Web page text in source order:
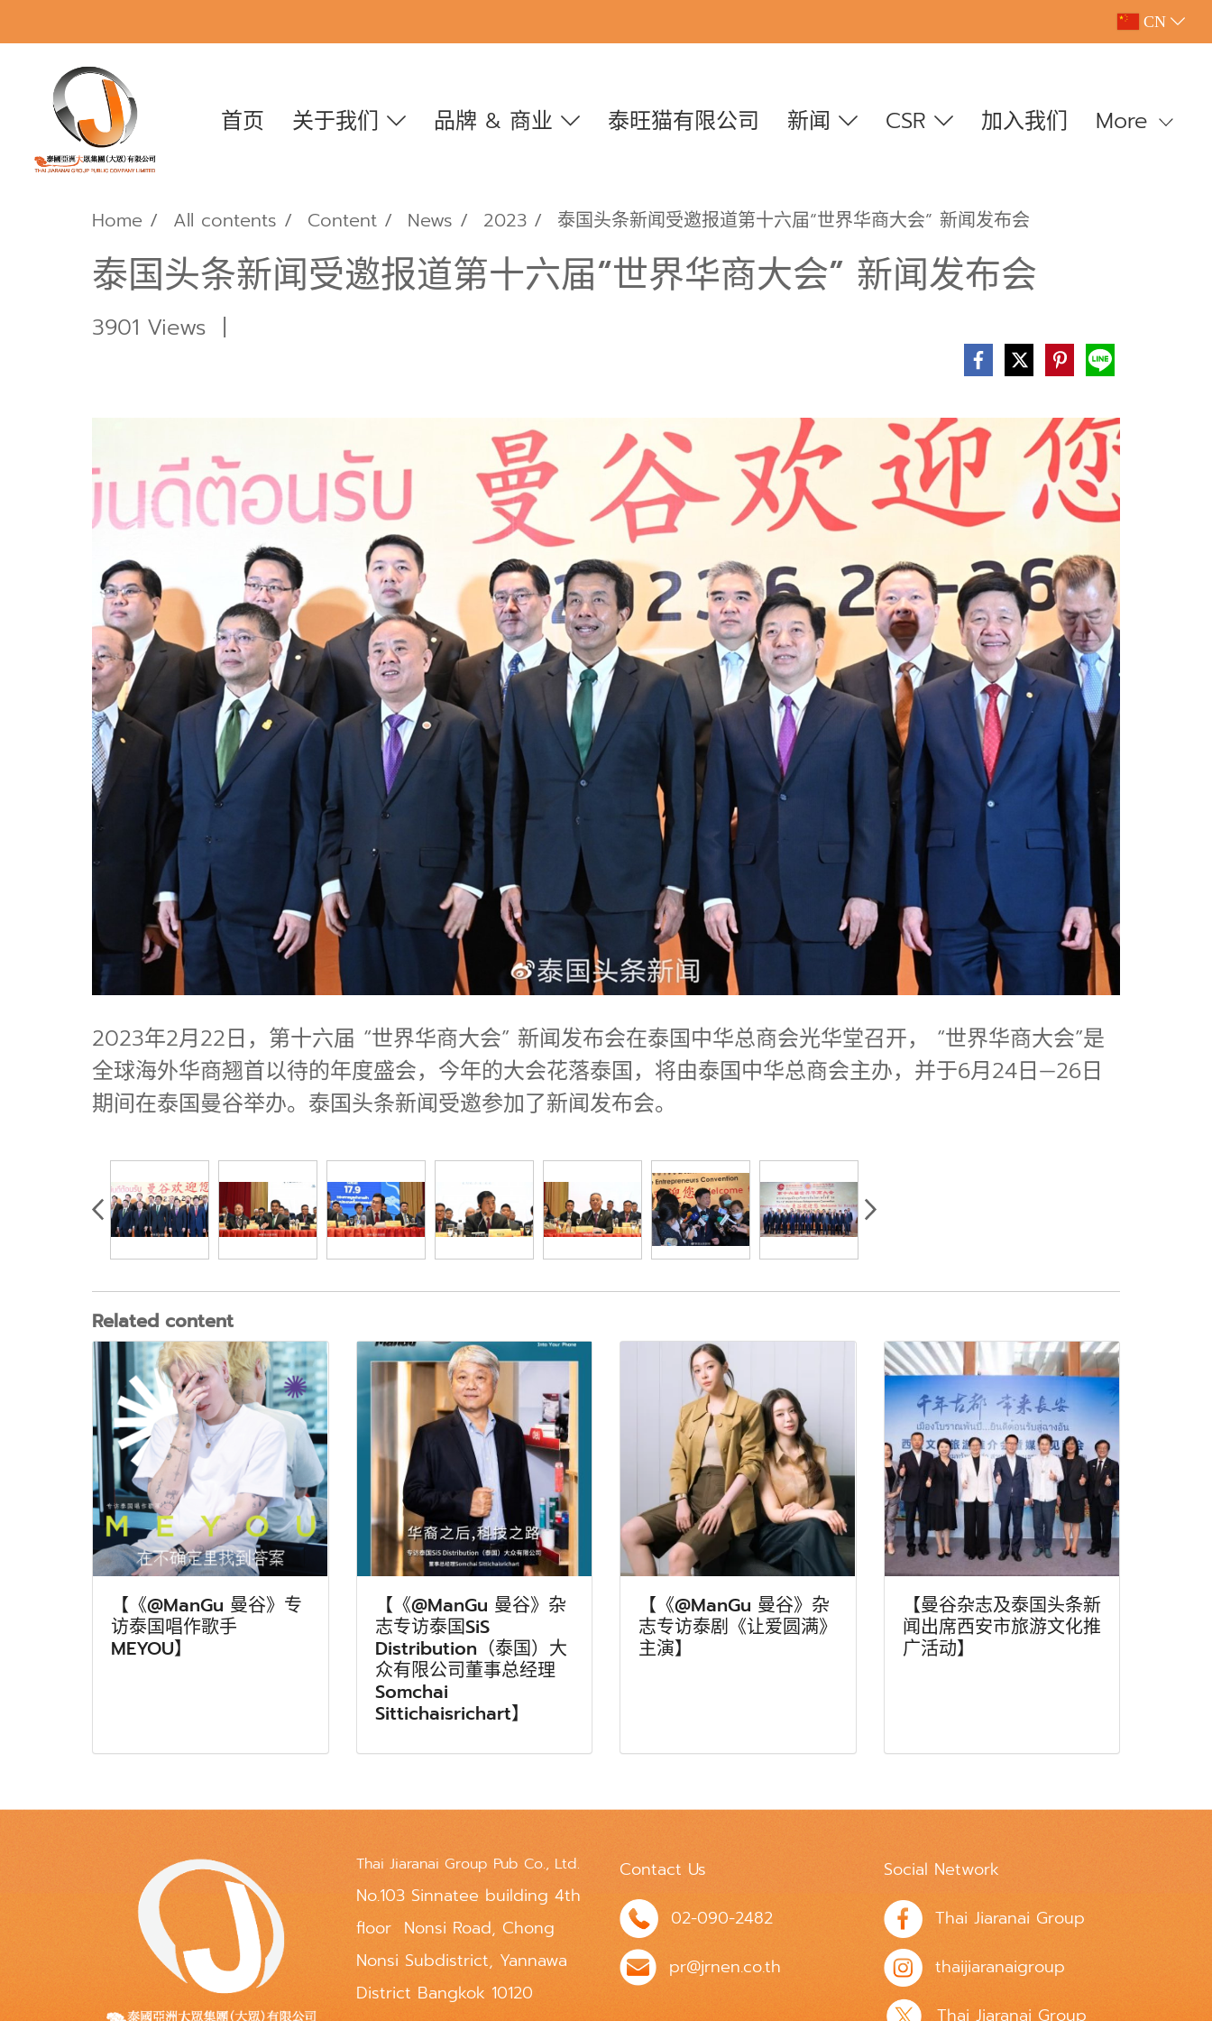
CN
首页 关于我们 品牌 & 商业 泰旺猫有限公司 新闻 CSR 加入我们 More
Home All contents Content News 2023 泰国头条新闻受邀报道第十六届“世界华商大会” 新闻发布会
泰国头条新闻受邀报道第十六届“世界华商大会” 新闻发布会
3901 Views |
2023年2月22日，第十六届 “世界华商大会” 新闻发布会在泰国中华总商会光华堂召开， “世界华商大会”是
全球海外华商翘首以待的年度盛会，今年的大会花落泰国，将由泰国中华总商会主办，并于6月24日—26日
期间在泰国曼谷举办。泰国头条新闻受邀参加了新闻发布会。
Related content
【《@ManGu 曼谷》专
访泰国唱作歌手
MEYOU】
【《@ManGu 曼谷》杂
志专访泰国SiS
Distribution（泰国）大
众有限公司董事总经理
Somchai
Sittichaisrichart】
【《@ManGu 曼谷》杂
志专访泰剧《让爱圆满》
主演】
【曼谷杂志及泰国头条新
闻出席西安市旅游文化推
广活动】
Thai Jiaranai Group Pub Co., Ltd.
No.103 Sinnatee building 4th
floor Nonsi Road, Chong
Nonsi Subdistrict, Yannawa
District Bangkok 10120
Contact Us
02-090-2482
pr@jrnen.co.th
Social Network
Thai Jiaranai Group
thaijiaranaigroup
Thai Jiaranai Group